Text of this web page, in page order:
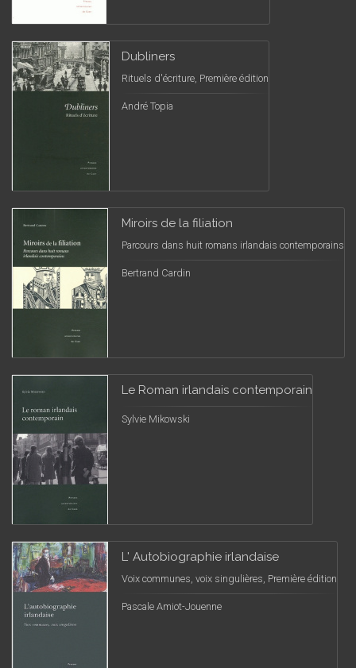
Dubliners
Rituels d'écriture, Première édition
André Topia
Miroirs de la filiation
Parcours dans huit romans irlandais contemporains
Bertrand Cardin
Le Roman irlandais contemporain
Sylvie Mikowski
L' Autobiographie irlandaise
Voix communes, voix singulières, Première édition
Pascale Amiot-Jouenne